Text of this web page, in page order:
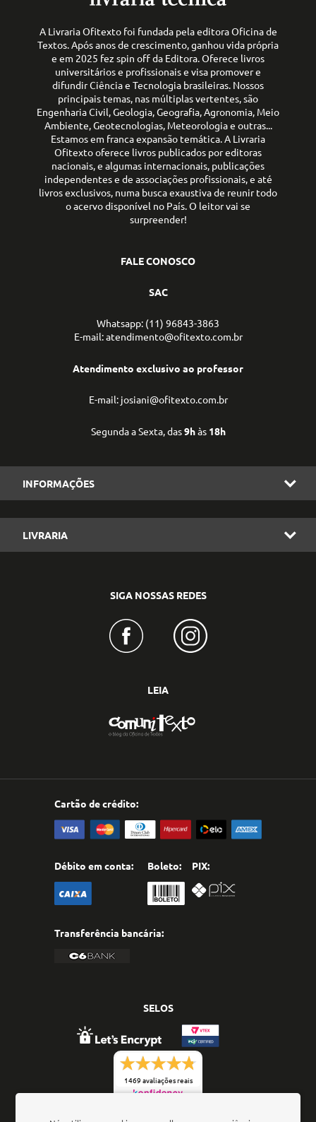
A Livraria Ofitexto foi fundada pela editora Oficina de
Textos. Após anos de crescimento, ganhou vida própria
e em 2025 fez spin off da Editora. Oferece livros
universitários e profissionais e visa promover e
difundir Ciência e Tecnologia brasileiras. Nossos
principais temas, nas múltiplas vertentes, são
Engenharia Civil, Geologia, Geografia, Agronomia, Meio
Ambiente, Geotecnologias, Meteorologia e outras...
Estamos em franca expansão temática. A Livraria
Ofitexto oferece livros publicados por editoras
nacionais, e algumas internacionais, publicações
independentes e de associações profissionais, e até
livros exclusivos, numa busca exaustiva de reunir todo
o acervo disponível no País. O leitor vai se
surpreender!
FALE CONOSCO
SAC
Whatsapp: (11) 96843-3863
E-mail: atendimento@ofitexto.com.br
Atendimento exclusivo ao professor
E-mail: josiani@ofitexto.com.br
Segunda a Sexta, das9hàs 18h
INFORMAÇÕES
LIVRARIA
SIGA NOSSAS REDES
LEIA
Cartão de crédito:
Débito em conta: Boleto: PIX:
Transferência bancária:
SELOS
1469 avaliações reais